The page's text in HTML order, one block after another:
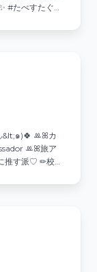
#たべすたぐら
๑)🍀 ꔛꕤカ
ꔛꕤ旅ア
推す派♡ ✏︎校正